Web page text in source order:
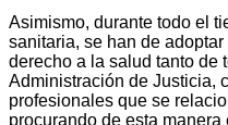
Asimismo, durante todo el
sanitaria, se han de
derecho a la salud tanto de
Administración de Justicia,
profesionales que se
procurando de esta